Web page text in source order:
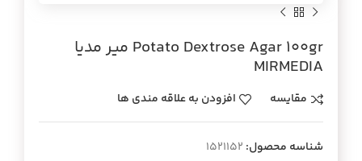
Potato Dextrose Agar 100gr مير مديا
MIRMEDIA
مقایسه افزودن به علاقه مندی ها
شناسه محصول: 1521152